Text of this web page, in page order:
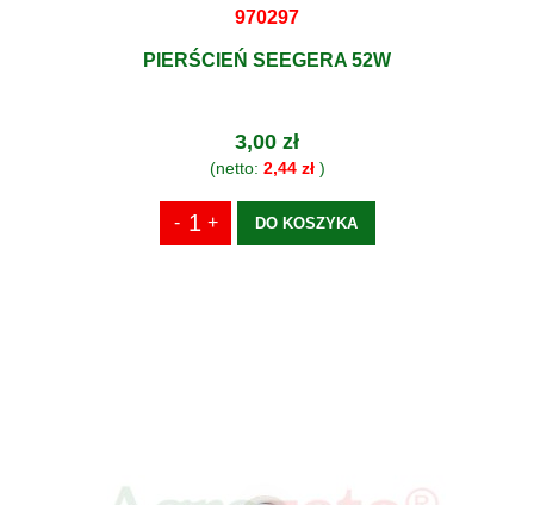
970297
PIERŚCIEŃ SEEGERA 52W
3,00 zł
(netto: 2,44 zł)
DO KOSZYKA